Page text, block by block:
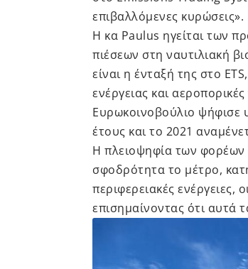
επιβαλλόμενες κυρώσεις».
Η κα Paulus ηγείται των
πιέσεων στη ναυτιλιακή
είναι η ένταξή της στο
ενέργειας και
Ευρωκοινοβούλιο ψήφισε
έτους και το 2021
Η πλειοψηφία των φορέων
σφοδρότητα το μέτρο,
περιφερειακές ενέργειες,
επισημαίνοντας ότι αυτά